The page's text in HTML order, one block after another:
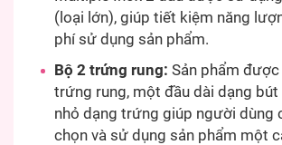
(loại lớn), giúp tiết kiệm năng
phí sử dụng sản phẩm.
Bộ 2 trứng rung: Sản phẩm
trứng rung, một đầu dài dạng
nhỏ dạng trứng giúp người dùng
chọn và sử dụng sản phẩm một